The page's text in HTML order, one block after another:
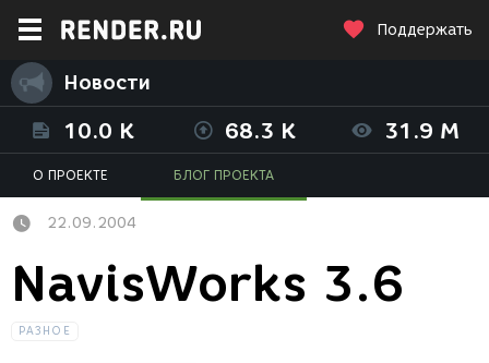
Поддержать
Новости
10.0 K 68.3 K 31.9 M
О ПРОЕКТЕ БЛОГ ПРОЕКТА
22.09.2004
NavisWorks 3.6
РАЗНОЕ